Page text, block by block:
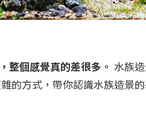
整個感覺真的差很多。 水族
的方式，帶你認識水族造景